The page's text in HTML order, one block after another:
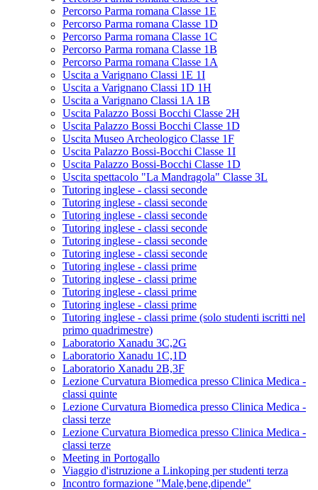
Percorso Parma romana Classe 1E
Percorso Parma romana Classe 1D
Percorso Parma romana Classe 1C
Percorso Parma romana Classe 1B
Percorso Parma romana Classe 1A
Uscita a Varignano Classi 1E 1I
Uscita a Varignano Classi 1D 1H
Uscita a Varignano Classi 1A 1B
Uscita Palazzo Bossi Bocchi Classe 2H
Uscita Palazzo Bossi Bocchi Classe 1D
Uscita Museo Archeologico Classe 1F
Uscita Palazzo Bossi-Bocchi Classe 1I
Uscita Palazzo Bossi-Bocchi Classe 1D
Uscita spettacolo "La Mandragola" Classe 3L
Tutoring inglese - classi seconde
Tutoring inglese - classi seconde
Tutoring inglese - classi seconde
Tutoring inglese - classi seconde
Tutoring inglese - classi seconde
Tutoring inglese - classi seconde
Tutoring inglese - classi prime
Tutoring inglese - classi prime
Tutoring inglese - classi prime
Tutoring inglese - classi prime
Tutoring inglese - classi prime (solo studenti iscritti nel
primo quadrimestre)
Laboratorio Xanadu 3C,2G
Laboratorio Xanadu 1C,1D
Laboratorio Xanadu 2B,3F
Lezione Curvatura Biomedica presso Clinica Medica -
classi quinte
Lezione Curvatura Biomedica presso Clinica Medica -
classi terze
Lezione Curvatura Biomedica presso Clinica Medica -
classi terze
Meeting in Portogallo
Viaggio d'istruzione a Linkoping per studenti terza
Incontro formazione "Male,bene,dipende"